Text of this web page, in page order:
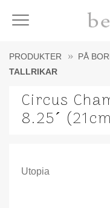
Meny
PRODUKTER PÅ
TALLRIKAR
Circus
8.25´
Utopia